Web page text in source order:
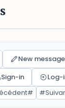
New message
Sign-in
Log-